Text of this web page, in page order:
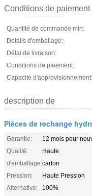
Conditions de paiement
Quantité de commande min:
Détails d'emballage:
Délai de livraison:
Conditions de paiement:
Capacité d'approvisionnement:
description de
Pièces de rechange
Garantie:
12 mois pour
Qualité:
Haute
d'emballage:carton
Pression:
Haute Pression
Alternative:
100%